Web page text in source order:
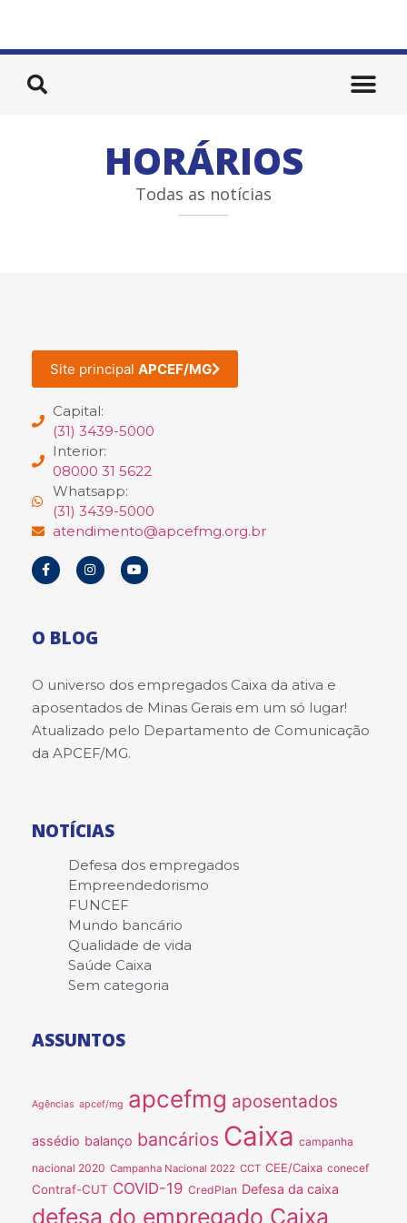
HORÁRIOS
Todas as notícias
Site principal APCEF/MG
Capital:
(31) 3439-5000
Interior:
08000 31 5622
Whatsapp:
(31) 3439-5000
atendimento@apcefmg.org.br
O BLOG
O universo dos empregados Caixa da ativa e
aposentados de Minas Gerais em um só lugar!
Atualizado pelo Departamento de Comunicação
da APCEF/MG.
NOTÍCIAS
Defesa dos empregados
Empreendedorismo
FUNCEF
Mundo bancário
Qualidade de vida
Saúde Caixa
Sem categoria
ASSUNTOS
Agências apcef/mg apcefmg aposentados
assédio balanço bancários Caixa campanha
nacional 2020 Campanha Nacional 2022 CCT CEE/Caixa conecef
Contraf-CUT COVID-19 CredPlan Defesa da caixa
defesa do empregado Caixa